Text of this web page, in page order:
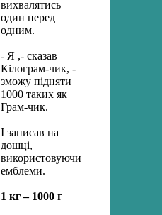
вихвалятись
один перед
одним.
- Я ,- сказав
Кілограм-чик, -
зможу підняти
1000 таких як
Грам-чик.
І записав на
дошці,
використовуючи
емблеми.
1 кг – 1000 г